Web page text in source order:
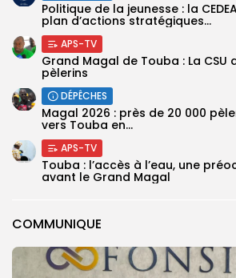
COMMUNIQUE
Politique de la jeunesse : la
plan d’actions stratégiques...
APS-TV
Grand Magal de Touba : La CSU
pèlerins
DÉPÊCHES
Magal 2026 : près de 20 000
vers Touba en...
APS-TV
Touba : l’accès à l’eau, une
avant le Grand Magal